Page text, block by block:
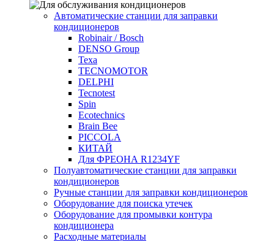
Автоматические станции для заправки
кондиционеров
Robinair / Bosch
DENSO Group
Texa
TECNOMOTOR
DELPHI
Tecnotest
Spin
Ecotechnics
Brain Bee
PICCOLA
КИТАЙ
Для ФРЕОНА R1234YF
Полуавтоматические станции для заправки
кондиционеров
Ручные станции для заправки кондиционеров
Оборудование для поиска утечек
Оборудование для промывки контура
кондиционера
Расходные материалы